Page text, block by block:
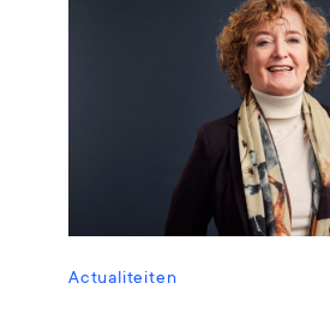
Actualiteiten